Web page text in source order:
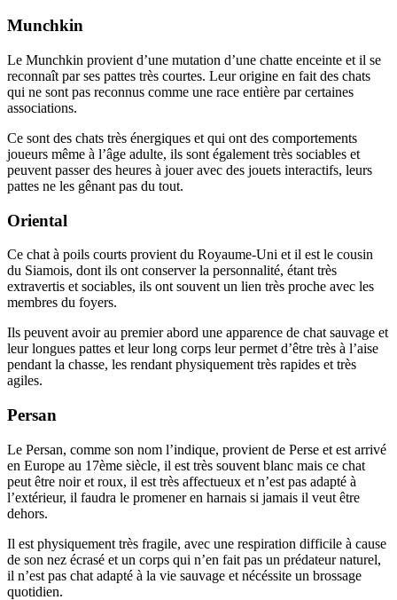
Munchkin
Le Munchkin provient d’une mutation d’une chatte enceinte et il se
reconnaît par ses pattes très courtes. Leur origine en fait des chats
qui ne sont pas reconnus comme une race entière par certaines
associations.
Ce sont des chats très énergiques et qui ont des comportements
joueurs même à l’âge adulte, ils sont également très sociables et
peuvent passer des heures à jouer avec des jouets interactifs, leurs
pattes ne les gênant pas du tout.
Oriental
Ce chat à poils courts provient du Royaume-Uni et il est le cousin
du Siamois, dont ils ont conserver la personnalité, étant très
extravertis et sociables, ils ont souvent un lien très proche avec les
membres du foyers.
Ils peuvent avoir au premier abord une apparence de chat sauvage et
leur longues pattes et leur long corps leur permet d’être très à l’aise
pendant la chasse, les rendant physiquement très rapides et très
agiles.
Persan
Le Persan, comme son nom l’indique, provient de Perse et est arrivé
en Europe au 17ème siècle, il est très souvent blanc mais ce chat
peut être noir et roux, il est très affectueux et n’est pas adapté à
l’extérieur, il faudra le promener en harnais si jamais il veut être
dehors.
Il est physiquement très fragile, avec une respiration difficile à cause
de son nez écrasé et un corps qui n’en fait pas un prédateur naturel,
il n’est pas chat adapté à la vie sauvage et nécéssite un brossage
quotidien.